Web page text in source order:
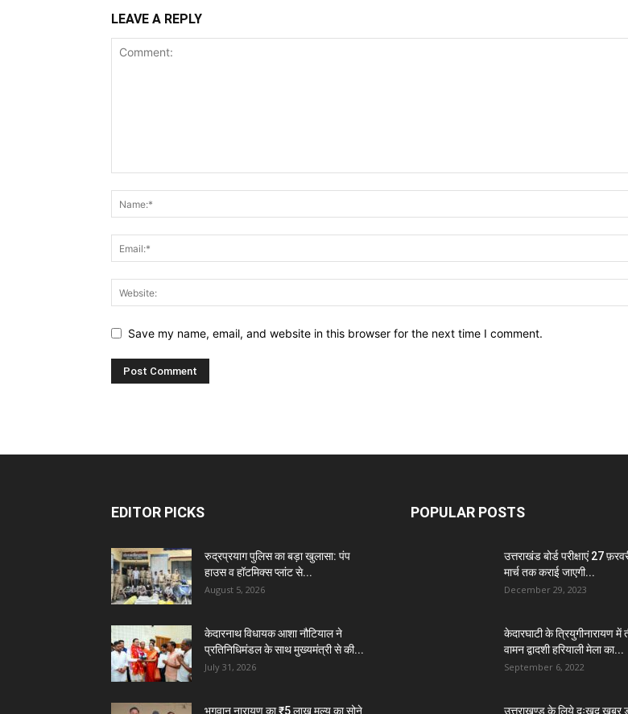
LEAVE A REPLY
Save my name, email, and website in this browser for the next time I comment.
EDITOR PICKS
रुद्रप्रयाग पुलिस का बड़ा खुलासा: पंप
हाउस व हॉटमिक्स प्लांट से...
August 5, 2026
केदारनाथ विधायक आशा नौटियाल ने
प्रतिनिधिमंडल के साथ मुख्यमंत्री से की...
July 31, 2026
भगवान नारायण का ₹5 लाख मूल्य का सोने
POPULAR POSTS
उत्तराखंड बोर्ड परीक्षाएं 27
मार्च तक कराई जाएगी...
December 29, 2023
केदारघाटी के त्रियुगीनारायण में
वामन द्वादशी हरियाली मेला का...
September 6, 2022
उत्तराखण्ड के लिये दुःखद खबर